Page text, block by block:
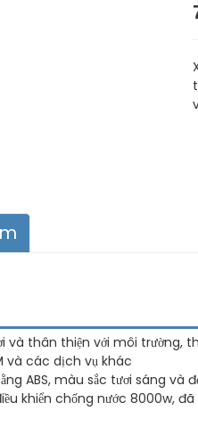
và thân thiện với môi
và các dịch vụ khác
ABS, màu sắc tươi sáng
khiển chống nước 8000w,